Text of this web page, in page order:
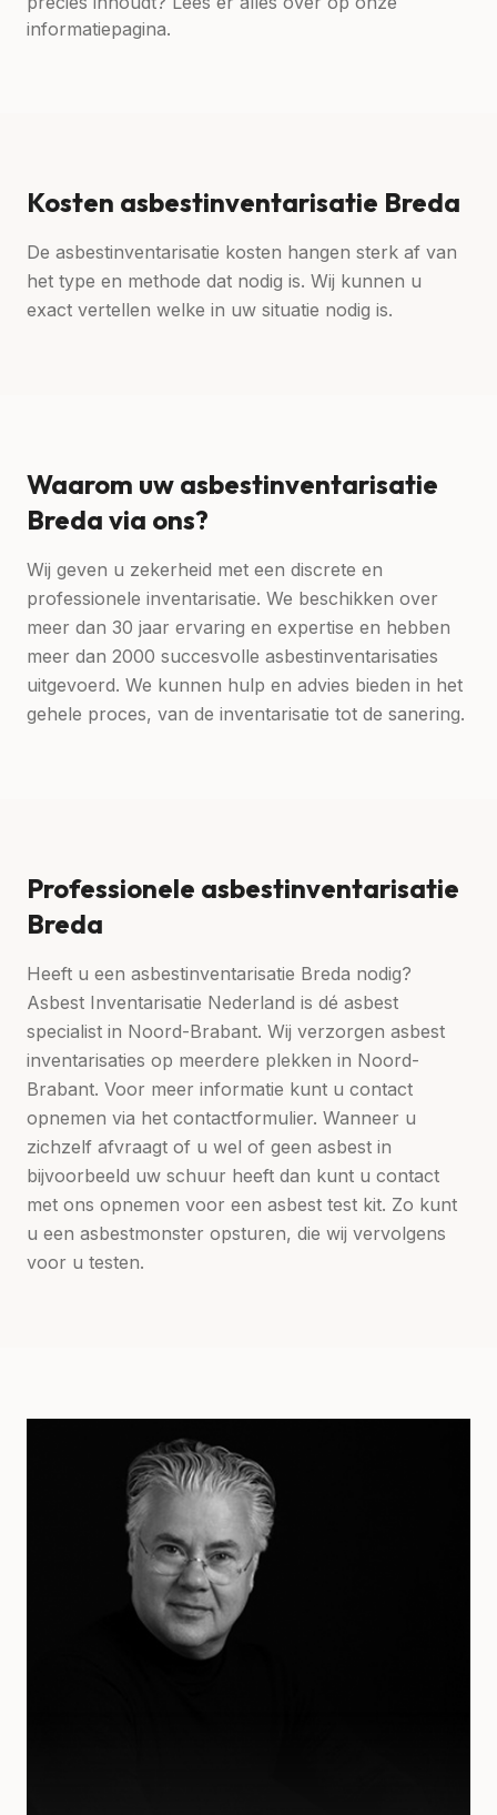
informatiepagina.
Kosten asbestinventarisatie Breda
De asbestinventarisatie kosten hangen sterk af van
het type en methode dat nodig is. Wij kunnen u
exact vertellen welke in uw situatie nodig is.
Waarom uw asbestinventarisatie
Breda via ons?
Wij geven u zekerheid met een discrete en
professionele inventarisatie. We beschikken over
meer dan 30 jaar ervaring en expertise en hebben
meer dan 2000 succesvolle asbestinventarisaties
uitgevoerd. We kunnen hulp en advies bieden in het
gehele proces, van de inventarisatie tot de sanering.
Professionele asbestinventarisatie
Breda
Heeft u een asbestinventarisatie Breda nodig?
Asbest Inventarisatie Nederland is dé asbest
specialist in Noord-Brabant. Wij verzorgen asbest
inventarisaties op meerdere plekken in Noord-
Brabant. Voor meer informatie kunt u contact
opnemen via het contactformulier. Wanneer u
zichzelf afvraagt of u wel of geen asbest in
bijvoorbeeld uw schuur heeft dan kunt u contact
met ons opnemen voor een asbest test kit. Zo kunt
u een asbestmonster opsturen, die wij vervolgens
voor u testen.